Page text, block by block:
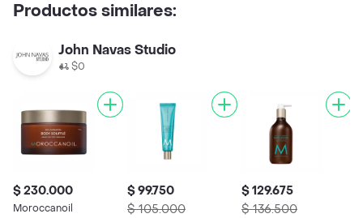
Productos similares:
John Navas Studio
$0
$ 230.000
Moroccanoil
$ 99.750
$ 105.000
$ 129.675
$ 136.500